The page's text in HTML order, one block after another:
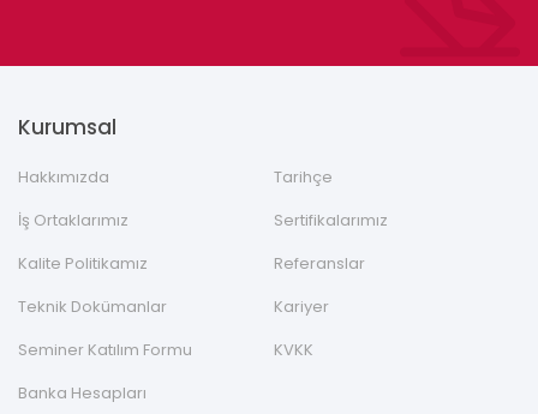
Kurumsal
Hakkımızda
Tarihçe
İş Ortaklarımız
Sertifikalarımız
Kalite Politikamız
Referanslar
Teknik Dokümanlar
Kariyer
Seminer Katılım Formu
KVKK
Banka Hesapları